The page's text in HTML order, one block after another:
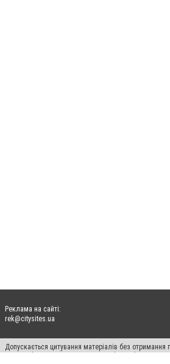
Реклама на сайті:
rek@citysites.ua
Допускається цитування матеріалів без
систем гіперпосилання на цитовані статті не